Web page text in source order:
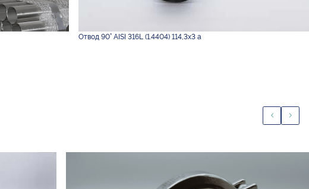
Отвод 90° AISI 316L (1.4404) 114,3х3 а